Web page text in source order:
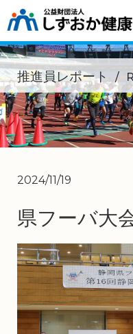
推進員レポート
2024/11/19
県フーバ大